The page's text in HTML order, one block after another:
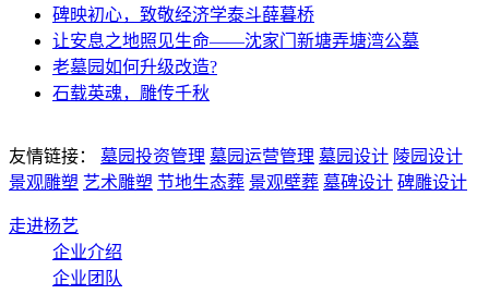
碑映初心，致敬经济学泰斗薛暮桥
让安息之地照见生命——沈家门新塘弄塘湾公墓
老墓园如何升级改造?
石载英魂，雕传千秋
友情链接： 墓园投资管理 墓园运营管理 墓园设计 陵园设计
景观雕塑 艺术雕塑 节地生态葬 景观壁葬 墓碑设计 碑雕设计
走进杨艺
企业介绍
企业团队